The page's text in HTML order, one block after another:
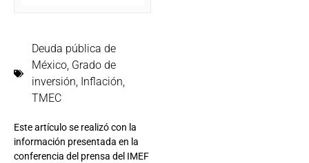
Deuda pública de
México, Grado de
inversión, Inflación,
TMEC
Este artículo se realizó con la
información presentada en la
conferencia del prensa del IMEF